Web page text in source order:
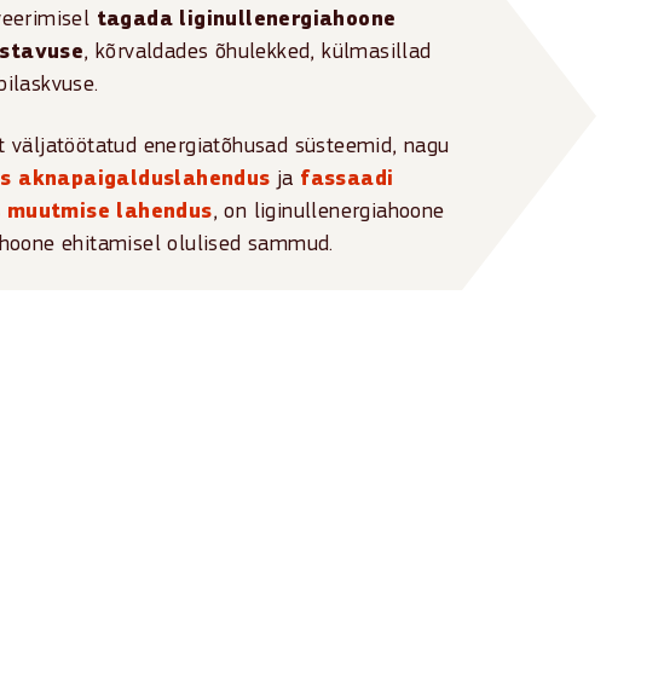
.
tagada liginullenergiahoone
, kõrvaldades õhulekked, külmasillad
väljatöötatud energiatõhusad süsteemid, nagu
aknapaigalduslahendus ja fassaadi
lahendus, on liginullenergiahoone
ehitamisel olulised sammud.